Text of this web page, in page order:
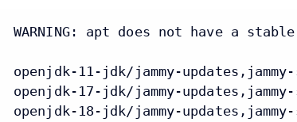
WARNING: apt does not have a
openjdk-11-jdk/jammy-
openjdk-17-jdk/jammy-
openjdk-18-jdk/jammy-